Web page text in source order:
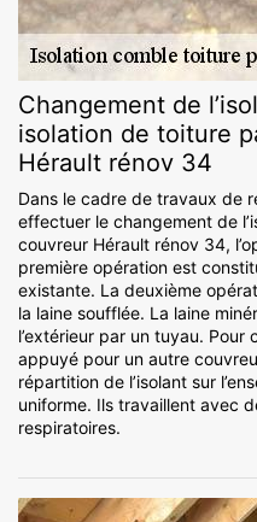
Changement de
isolation de toiture
Hérault rénov 34
Dans le cadre de travaux de
effectuer le changement de
couvreur Hérault rénov 34,
première opération est
existante. La deuxième
la laine soufflée. La laine
l’extérieur par un tuyau.
appuyé pour un autre
répartition de l’isolant sur
uniforme. Ils travaillent avec
respiratoires.